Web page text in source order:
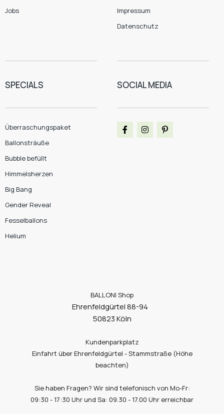
Jobs
Impressum
Datenschutz
SPECIALS
Überraschungspaket
Ballonsträuße
Bubble befüllt
Himmelsherzen
Big Bang
Gender Reveal
Fesselballons
Helium
SOCIAL MEDIA
BALLONI Shop
Ehrenfeldgürtel 88-94
50823 Köln
Kundenparkplatz
Einfahrt über Ehrenfeldgürtel - Stammstraße (Höhe
beachten)
Sie haben Fragen? Wir sind telefonisch von Mo-Fr:
09:30 - 17:30 Uhr und Sa: 09.30 - 17.00 Uhr erreichbar